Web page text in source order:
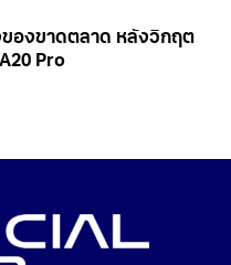
ของขาดตลาด หลังวิกฤต
Pro